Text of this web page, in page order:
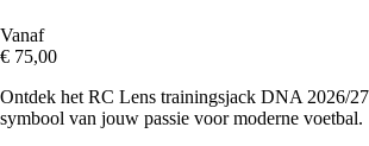
Vanaf
€ 75,00
Ontdek het RC Lens trainingsjack DNA 2026/27
symbool van jouw passie voor moderne voetbal.